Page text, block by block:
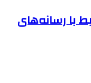
با رسانه‌های